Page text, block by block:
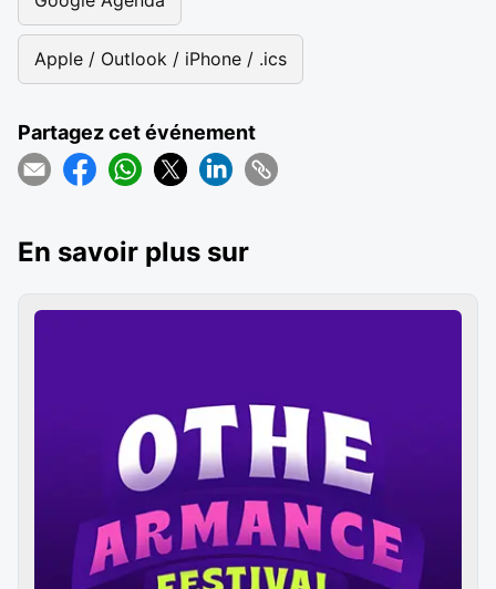
Apple / Outlook / iPhone / .ics
Partagez cet événement
En savoir plus sur